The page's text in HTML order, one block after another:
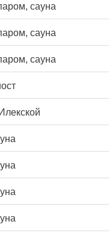
сауна
сауна
сауна